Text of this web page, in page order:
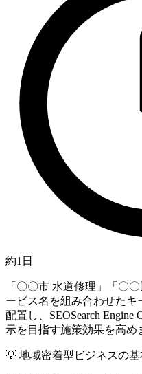
約1日
「〇〇市 水道修理」「〇
ービス名を組み合わせたキ
配置し、 SEOSearch Engine
示を目指す施策効果を高め
💡 地域密着型ビジネスの基